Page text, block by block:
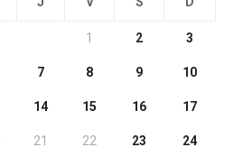
1 2 3
7 8 9 10
14 15 16 17
21 22 23 24